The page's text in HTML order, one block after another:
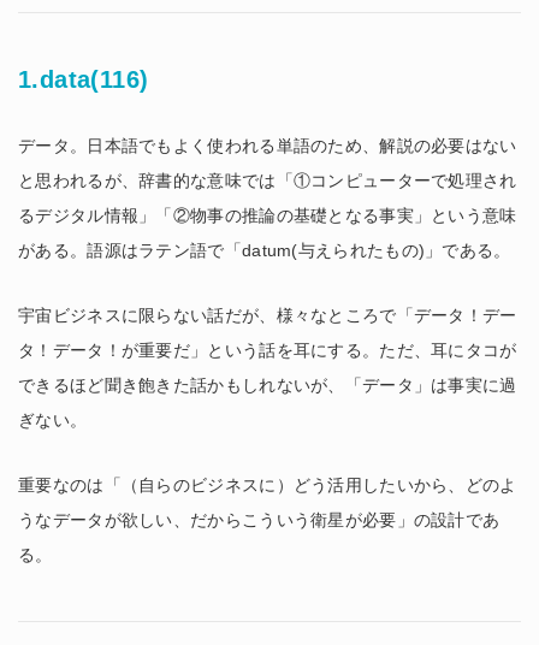
1.data(116)
データ。日本語でもよく使われる単語のため、解説の必要はない
と思われるが、辞書的な意味では「①コンピューターで処理され
るデジタル情報」「②物事の推論の基礎となる事実」という意味
がある。語源はラテン語で「datum(与えられたもの)」である。
宇宙ビジネスに限らない話だが、様々なところで「データ！デー
タ！データ！が重要だ」という話を耳にする。ただ、耳にタコが
できるほど聞き飽きた話かもしれないが、「データ」は事実に過
ぎない。
重要なのは「（自らのビジネスに）どう活用したいから、どのよ
うなデータが欲しい、だからこういう衛星が必要」の設計であ
る。